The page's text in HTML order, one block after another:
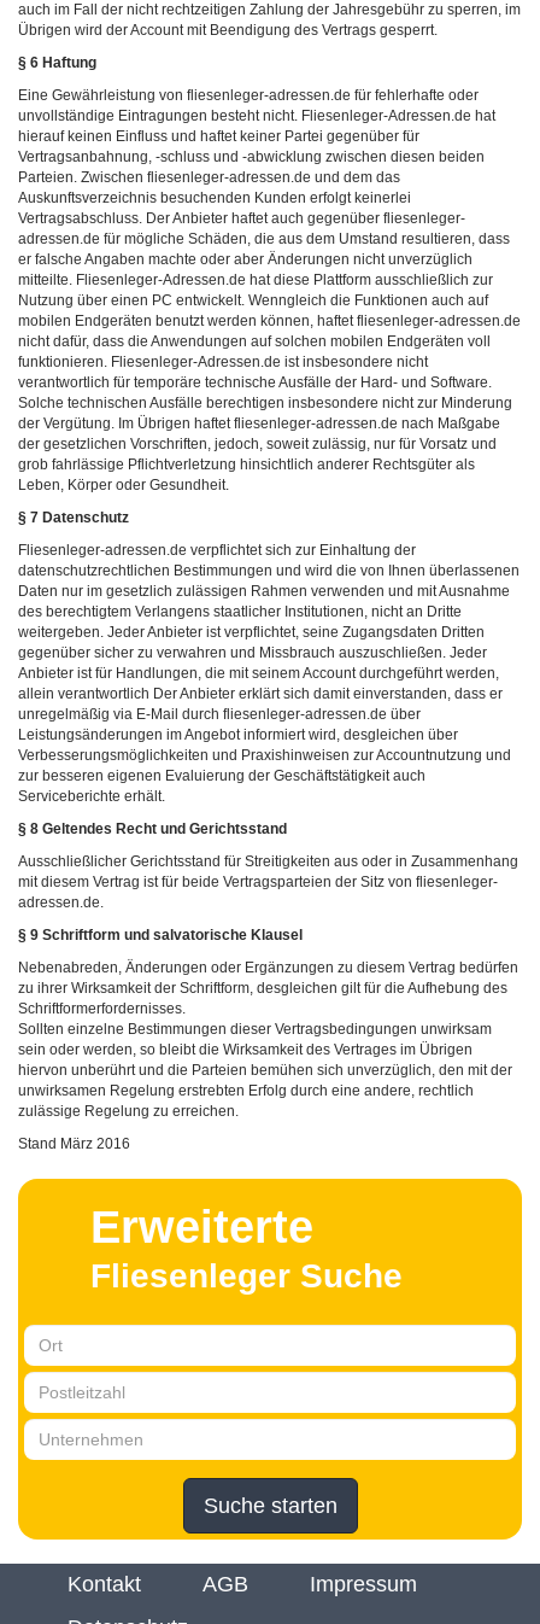
auch im Fall der nicht rechtzeitigen Zahlung der Jahresgebühr zu sperren, im
Übrigen wird der Account mit Beendigung des Vertrags gesperrt.
§ 6 Haftung
Eine Gewährleistung von fliesenleger-adressen.de für fehlerhafte oder
unvollständige Eintragungen besteht nicht. Fliesenleger-Adressen.de hat
hierauf keinen Einfluss und haftet keiner Partei gegenüber für
Vertragsanbahnung, -schluss und -abwicklung zwischen diesen beiden
Parteien. Zwischen fliesenleger-adressen.de und dem das
Auskunftsverzeichnis besuchenden Kunden erfolgt keinerlei
Vertragsabschluss. Der Anbieter haftet auch gegenüber fliesenleger-
adressen.de für mögliche Schäden, die aus dem Umstand resultieren, dass
er falsche Angaben machte oder aber Änderungen nicht unverzüglich
mitteilte. Fliesenleger-Adressen.de hat diese Plattform ausschließlich zur
Nutzung über einen PC entwickelt. Wenngleich die Funktionen auch auf
mobilen Endgeräten benutzt werden können, haftet fliesenleger-adressen.de
nicht dafür, dass die Anwendungen auf solchen mobilen Endgeräten voll
funktionieren. Fliesenleger-Adressen.de ist insbesondere nicht
verantwortlich für temporäre technische Ausfälle der Hard- und Software.
Solche technischen Ausfälle berechtigen insbesondere nicht zur Minderung
der Vergütung. Im Übrigen haftet fliesenleger-adressen.de nach Maßgabe
der gesetzlichen Vorschriften, jedoch, soweit zulässig, nur für Vorsatz und
grob fahrlässige Pflichtverletzung hinsichtlich anderer Rechtsgüter als
Leben, Körper oder Gesundheit.
§ 7 Datenschutz
Fliesenleger-adressen.de verpflichtet sich zur Einhaltung der
datenschutzrechtlichen Bestimmungen und wird die von Ihnen überlassenen
Daten nur im gesetzlich zulässigen Rahmen verwenden und mit Ausnahme
des berechtigtem Verlangens staatlicher Institutionen, nicht an Dritte
weitergeben. Jeder Anbieter ist verpflichtet, seine Zugangsdaten Dritten
gegenüber sicher zu verwahren und Missbrauch auszuschließen. Jeder
Anbieter ist für Handlungen, die mit seinem Account durchgeführt werden,
allein verantwortlich Der Anbieter erklärt sich damit einverstanden, dass er
unregelmäßig via E-Mail durch fliesenleger-adressen.de über
Leistungsänderungen im Angebot informiert wird, desgleichen über
Verbesserungsmöglichkeiten und Praxishinweisen zur Accountnutzung und
zur besseren eigenen Evaluierung der Geschäftstätigkeit auch
Serviceberichte erhält.
§ 8 Geltendes Recht und Gerichtsstand
Ausschließlicher Gerichtsstand für Streitigkeiten aus oder in Zusammenhang
mit diesem Vertrag ist für beide Vertragsparteien der Sitz von fliesenleger-
adressen.de.
§ 9 Schriftform und salvatorische Klausel
Nebenabreden, Änderungen oder Ergänzungen zu diesem Vertrag bedürfen
zu ihrer Wirksamkeit der Schriftform, desgleichen gilt für die Aufhebung des
Schriftformerfordernisses.
Sollten einzelne Bestimmungen dieser Vertragsbedingungen unwirksam
sein oder werden, so bleibt die Wirksamkeit des Vertrages im Übrigen
hiervon unberührt und die Parteien bemühen sich unverzüglich, den mit der
unwirksamen Regelung erstrebten Erfolg durch eine andere, rechtlich
zulässige Regelung zu erreichen.
Stand März 2016
Erweiterte
Fliesenleger Suche
Suche starten
Kontakt AGB
Impressum